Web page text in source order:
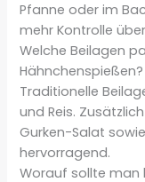
Pfanne oder im
mehr Kontrolle
Welche Beilagen
Hähnchenspießen?
Traditionelle
und Reis.
Gurken-Salat
hervorragend.
Worauf sollte man